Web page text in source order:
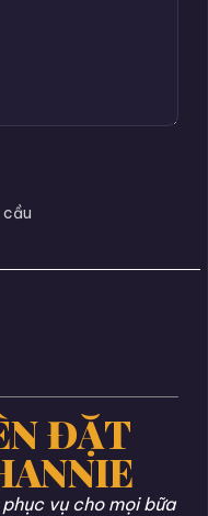
cầu
ĐẶT
vụ cho mọi bữa